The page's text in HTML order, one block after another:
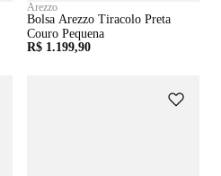
Arezzo
Bolsa Arezzo Tiracolo Preta
Couro Pequena
R$ 1.199,90